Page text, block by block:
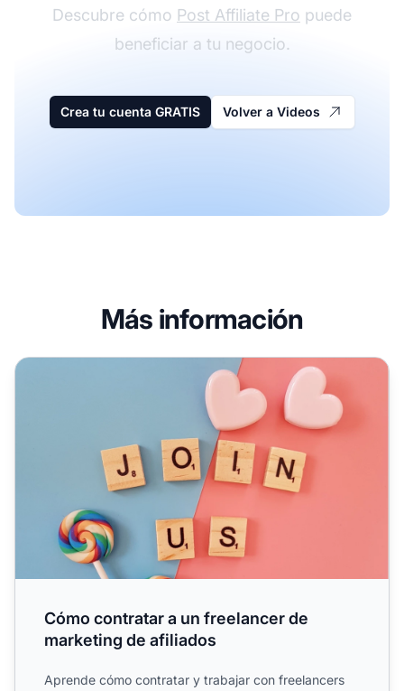
Descubre cómo Post Affiliate Pro puede
beneficiar a tu negocio.
Crea tu cuenta GRATIS Volver a Videos
Más información
Cómo contratar a un freelancer de marketing de afiliados
Cómo contratar a un freelancer de
marketing de afiliados
Aprende cómo contratar y trabajar con freelancers